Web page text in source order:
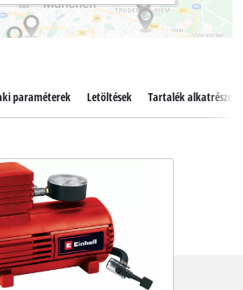
paraméterek Letöltések Tartalék alkatrészek